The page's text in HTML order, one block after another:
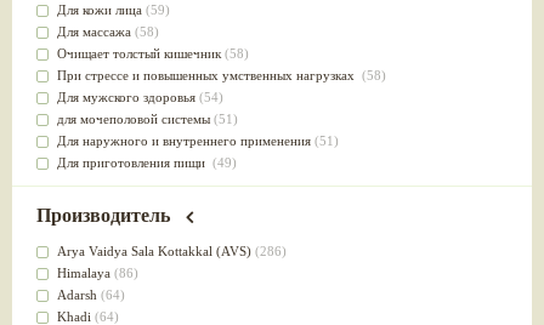
Для кожи лица (59)
Для массажа (58)
Очищает толстый кишечник (58)
При стрессе и повышенных умственных нагрузках (58)
Для мужского здоровья (54)
для мочеполовой системы (51)
Для наружного и внутреннего применения (51)
Для приготовления пищи (49)
от инфекций мочеполовой системы(49)
для суставов
Лечит опухоли и отеки(46)
Для медитации
выводит токсины
Для здоровья печени
Производитель
Arya Vaidya Sala Kottakkal (AVS) (286)
Himalaya (86)
Adarsh (64)
Khadi (64)